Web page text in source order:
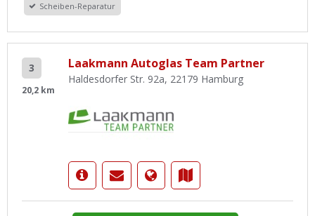
Scheiben-Reparatur
3
20,2 km
Laakmann Autoglas Team Partner
Haldesdorfer Str. 92a, 22179 Hamburg